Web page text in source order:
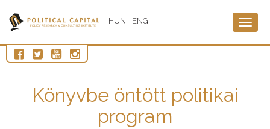
HUN ENG
Könyvbe öntött politikai
program